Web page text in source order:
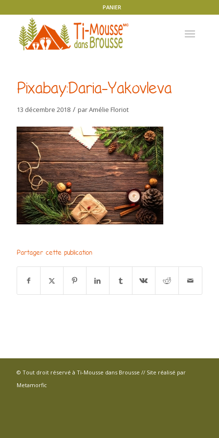
PANIER
Pixabay:Daria-Yakovleva
13 décembre 2018 / parAmélie Floriot
Partager cette publication
© Tout droit réservé à Ti-Mousse dans Brousse // Site réalisé par
Metamorfic